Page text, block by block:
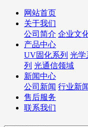
网站首页
关于我们
公司简介 企业文
产品中心
UV固化系列 光学
列 光通信领域
新闻中心
公司新闻 行业新
售后服务
联系我们